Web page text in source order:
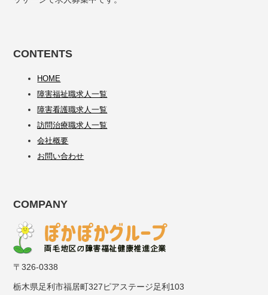
CONTENTS
HOME
障害福祉職求人一覧
障害看護職求人一覧
訪問治療職求人一覧
会社概要
お問い合わせ
COMPANY
〒326-0338
栃木県足利市福居町327ピアステージ足利103